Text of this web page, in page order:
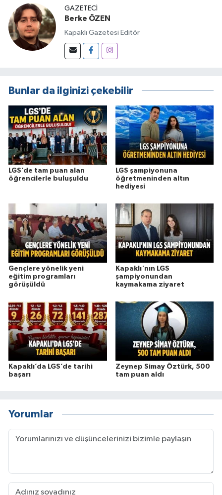
GAZETECI
Berke ÖZEN
Kapaklı Gazetesi Editör
Bunlar da ilginizi çekebilir
LGS’de tam puan alan
öğrencilerle buluşuldu
LGS şampiyonuna
öğretmeninden altın
hediyesi
Gençlere yönelik yeni
eğitim programları
görüşüldü
Kapaklı'nın LGS
şampiyonundan
kaymakama ziyaret
Kapaklı’da LGS’de tarihi
başarı
Zeynep Simay Öztürk, 500
tam puan aldı
Yorumlar